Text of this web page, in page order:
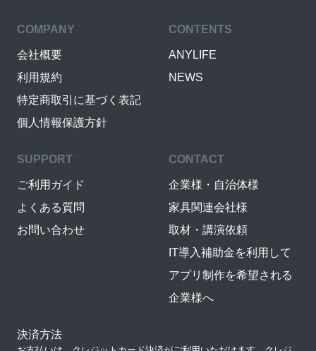
COMPANY
会社概要
利用規約
特定商取引に基づく表記
個人情報保護方針
CONTENTS
ANYLIFE
NEWS
SUPPORT
ご利用ガイド
よくある質問
お問い合わせ
CONTACT
企業様・自治体様
家具関連会社様
取材・講演依頼
IT導入補助金を利用して
アプリ制作を希望される
企業様へ
決済方法